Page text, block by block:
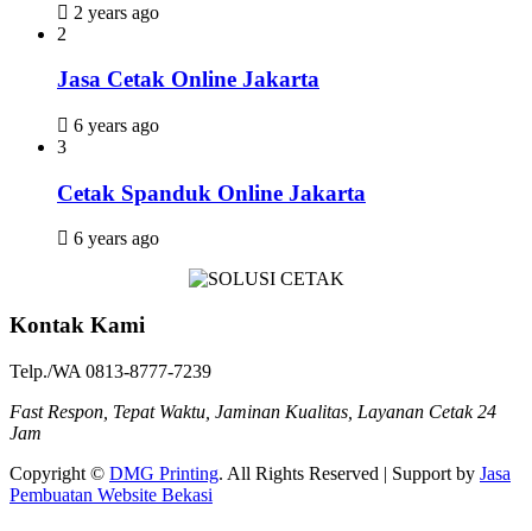
2 years ago
2
Jasa Cetak Online Jakarta
6 years ago
3
Cetak Spanduk Online Jakarta
6 years ago
Kontak Kami
Telp./WA 0813-8777-7239
Fast Respon, Tepat Waktu, Jaminan Kualitas, Layanan Cetak 24
Jam
Copyright © DMG Printing. All Rights Reserved | Support by Jasa
Pembuatan Website Bekasi